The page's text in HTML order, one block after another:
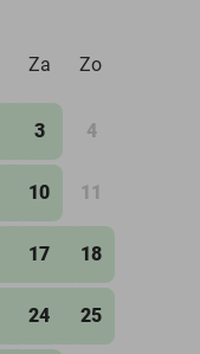
Za Zo
3 4
10 11
17 18
24 25